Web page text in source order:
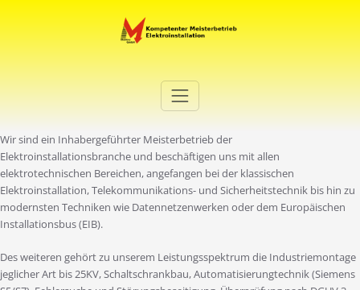
Elektro Martini
Wir sind ein Inhabergeführter Meisterbetrieb der
Elektroinstallationsbranche und beschäftigen uns mit allen
elektrotechnischen Bereichen, angefangen bei der klassischen
Elektroinstallation, Telekommunikations- und Sicherheitstechnik bis hin zu
modernsten Techniken wie Datennetzenwerken oder dem Europäischen
Installationsbus (EIB).
Des weiteren gehört zu unserem Leistungsspektrum die Industriemontage
jeglicher Art bis 25KV, Schaltschrankbau, Automatisierungtechnik (Siemens